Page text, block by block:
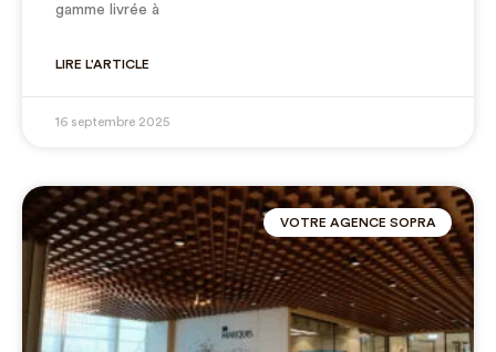
gamme livrée à
LIRE L'ARTICLE
16 septembre 2025
VOTRE AGENCE SOPRA